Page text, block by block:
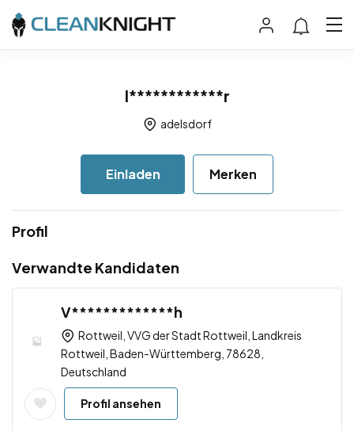
l************r
adelsdorf
Einladen Merken
Profil
Verwandte Kandidaten
V*************h
Rottweil, VVG der Stadt Rottweil, Landkreis
Rottweil, Baden-Württemberg, 78628,
Deutschland
Profil ansehen